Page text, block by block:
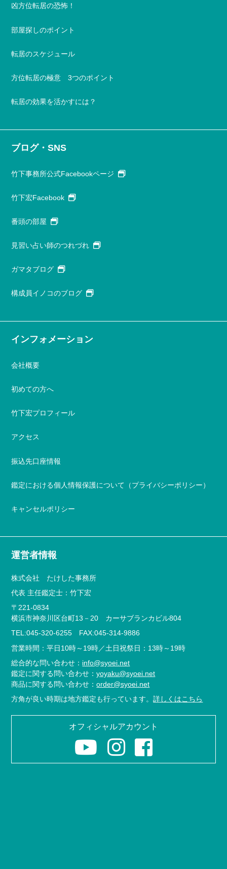
凶方位転居の恐怖！
部屋探しのポイント
転居のスケジュール
方位転居の極意 3つのポイント
転居の効果を活かすには？
ブログ・SNS
竹下事務所公式Facebookページ
竹下宏Facebook
番頭の部屋
見習い占い師のつれづれ
ガマタブログ
構成員イノコのブログ
インフォメーション
会社概要
初めての方へ
竹下宏プロフィール
アクセス
振込先口座情報
鑑定における個人情報保護について（プライバシーポリシー）
キャンセルポリシー
運営者情報
株式会社 たけした事務所
代表 主任鑑定士：竹下宏
〒221-0834
横浜市神奈川区台町13－20 カーサブランカビル804
TEL:045-320-6255 FAX:045-314-9886
営業時間：平日10時～19時／土日祝祭日：13時～19時
総合的な問い合わせ： info@syoei.net
鑑定に関する問い合わせ：yoyaku@syoei.net
商品に関する問い合わせ：order@syoei.net
方角が良い時期は地方鑑定も行っています。詳しくはこちら
オフィシャルアカウント